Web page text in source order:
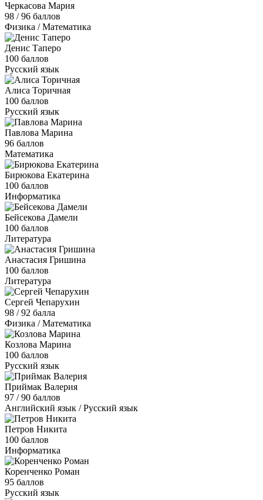
Черкасова Мария
98 / 96 баллов
Физика / Математика
Денис Таперо
100 баллов
Русский язык
Алиса Торичная
100 баллов
Русский язык
Павлова Марина
96 баллов
Математика
Бирюкова Екатерина
100 баллов
Информатика
Бейсекова Дамели
100 баллов
Литература
Анастасия Гришина
100 баллов
Литература
Сергей Чепарухин
98 / 92 балла
Физика / Математика
Козлова Марина
100 баллов
Русский язык
Приймак Валерия
97 / 90 баллов
Английский язык / Русский язык
Петров Никита
100 баллов
Информатика
Коренченко Роман
95 баллов
Русский язык